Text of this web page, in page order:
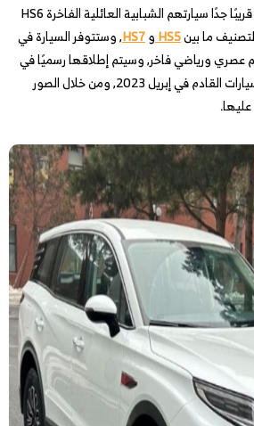
العائلة الفاخرة سينضم إليها قريبًا جدًا سيارتهم الشبابية العائلية الفاخرة HS6
ما بينHS5 وHS7, وستتوفر السيارة في
عصري ورياضي فاخر, وسيتم إطلاقها رسميًا في
معرض شانغهاي الدولي للسيارات القادم في إبريل 2023, ومن خلال الصور